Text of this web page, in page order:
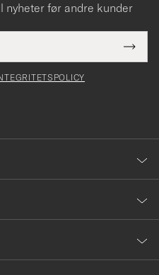
nyheter før andre kunder